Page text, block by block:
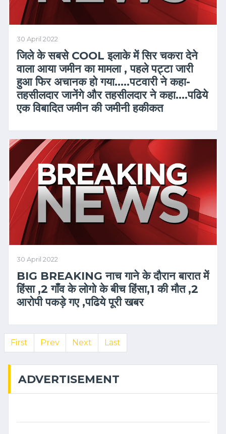
30 April 2022
जिले के सबसे COOL इलाके में सिर चकरा देने
वाला आया जमीन का मामला , पहले पट्टा जारी
हुआ फिर अचानक हो गया…..पटवारी ने कहा-
तहसीलदार जानेंगे और तहसीलदार ने कहा….पढिये
एक विबादित जमीन की जमीनी हकीकत
30 April 2022
BIG BREAKING नाच गाने के दौरान बारात में
हिंसा ,2 गाँव के लोगो के बीच हिंसा,1 की मौत ,2
आरोपी पकड़े गए ,पढिये पूरी खबर
First Prev Next Last
ADVERTISEMENT